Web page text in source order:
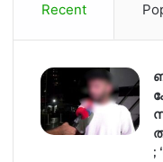
Recent
;